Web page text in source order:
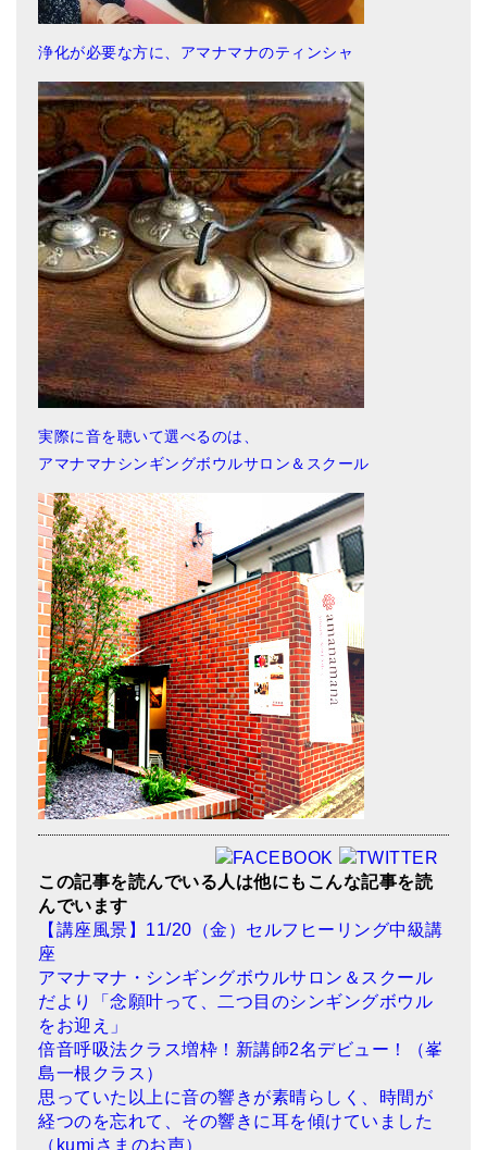
浄化が必要な方に、アマナマナのティンシャ
実際に音を聴いて選べるのは、
アマナマナシンギングボウルサロン＆スクール
この記事を読んでいる人は他にもこんな記事を読
んでいます
【講座風景】11/20（金）セルフヒーリング中級講
座
アマナマナ・シンギングボウルサロン＆スクール
だより「念願叶って、二つ目のシンギングボウル
をお迎え」
倍音呼吸法クラス増枠！新講師2名デビュー！（峯
島一根クラス）
思っていた以上に音の響きが素晴らしく、時間が
経つのを忘れて、その響きに耳を傾けていました
（kumiさまのお声）